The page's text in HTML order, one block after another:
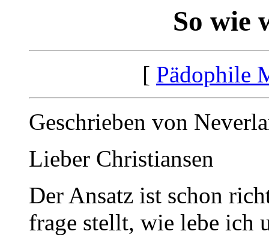
So wie
[ Pädophile
Geschrieben von
Lieber Christiansen
Der Ansatz ist schon
frage stellt, wie lebe ich